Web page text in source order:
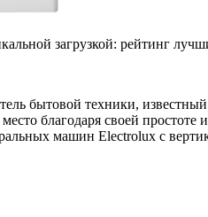
загрузкой: рейтинг
бытовой техники,
благодаря своей
машин Electrolux с